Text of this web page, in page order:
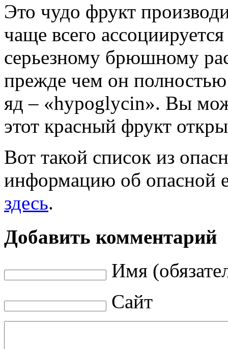
Это чудо фрукт
чаще всего
серьезному брюшному
прежде чем он
яд – «hypoglycin». Вы
этот красный фрукт
Вот такой список из
информацию об опасной
здесь.
Добавить комментарий
Имя
Сайт